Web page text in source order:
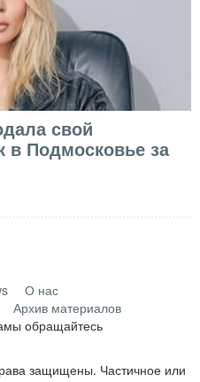
свой
в Подмосковье за
О нас
Архив материалов
обращайтесь
защищены. Частичное или